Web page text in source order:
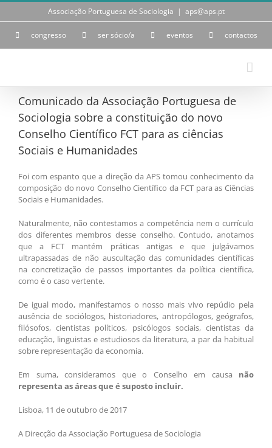
Skip
Associação Portuguesa de Sociologia | aps@aps.pt
congresso ser sócio/a eventos contactos
Comunicado da Associação Portuguesa de
Sociologia sobre a constituição do novo
Conselho Científico FCT para as ciências
Sociais e Humanidades
Foi com espanto que a direção da APS tomou conhecimento da
composição do novo Conselho Científico da FCT para as Ciências
Sociais e Humanidades.
Naturalmente, não contestamos a competência nem o currículo
dos diferentes membros desse conselho. Contudo, anotamos
que a FCT mantém práticas antigas e que julgávamos
ultrapassadas de não auscultação das comunidades científicas
na concretização de passos importantes da política científica,
como é o caso vertente.
De igual modo, manifestamos o nosso mais vivo repúdio pela
ausência de sociólogos, historiadores, antropólogos, geógrafos,
filósofos, cientistas políticos, psicólogos sociais, cientistas da
educação, linguistas e estudiosos da literatura, a par da habitual
sobre representação da economia.
Em suma, consideramos que o Conselho em causa não
representa as áreas que é suposto incluir.
Lisboa, 11 de outubro de 2017
A Direcção da Associação Portuguesa de Sociologia